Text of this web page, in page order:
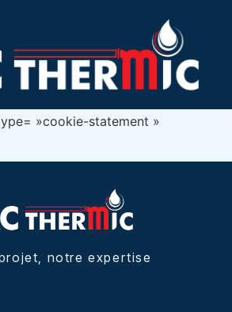
»cookie-statement »
notre expertise